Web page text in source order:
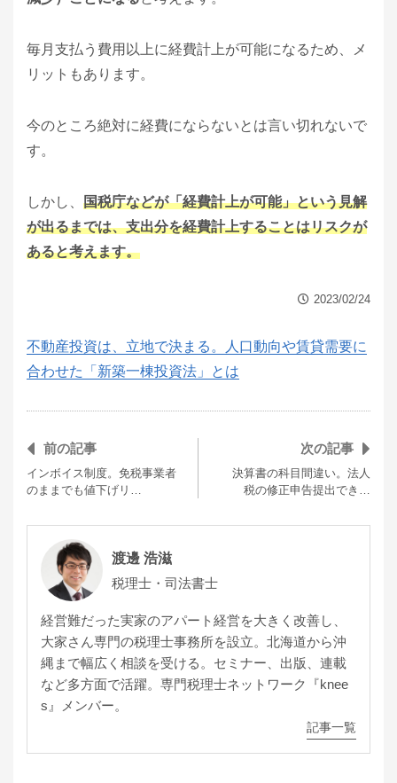
毎月支払う費用以上に経費計上が可能になるため、メ
リットもあります。
今のところ絶対に経費にならないとは言い切れないで
す。
しかし、 国税庁などが「経費計上が可能」という見解
が出るまでは、支出分を経費計上することはリスクが
あると考えます。
2023/02/24
不動産投資は、立地で決まる。人口動向や賃貸需要に
合わせた「新築一棟投資法」とは
前の記事
インボイス制度。免税事業者
のままでも値下げリ…
次の記事
決算書の科目間違い。法人
税の修正申告提出でき…
渡邊 浩滋
税理士・司法書士
経営難だった実家のアパート経営を大きく改善し、
大家さん専門の税理士事務所を設立。北海道から沖
縄まで幅広く相談を受ける。セミナー、出版、連載
など多方面で活躍。専門税理士ネットワーク『knee
s』メンバー。
記事一覧